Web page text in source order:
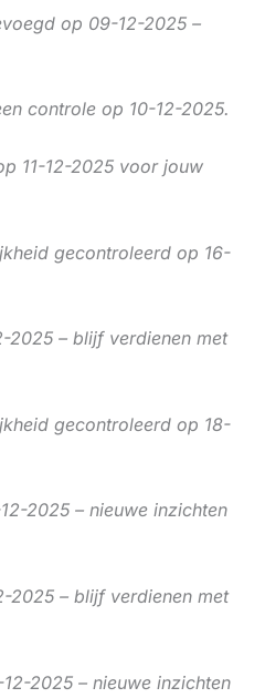
op 09-12-2025 –
controle op 10-12-2025.
11-12-2025 voor jouw
gecontroleerd op 16-
2025 – blijf verdienen met
gecontroleerd op 18-
2025 – nieuwe inzichten
2025 – blijf verdienen met
2025 – nieuwe inzichten